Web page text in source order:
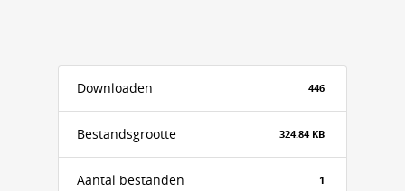
Downloaden 446
Bestandsgrootte 324.84 KB
Aantal bestanden 1